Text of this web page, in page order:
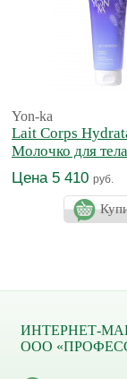
Yon-ka
Lait Corps
Молочко для тела
увлажняющее
Цена 5 410 руб.
ИНТЕРНЕТ-
ООО